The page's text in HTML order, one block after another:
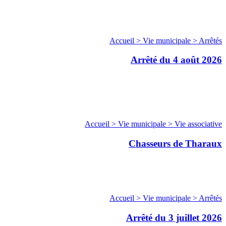
Accueil > Vie municipale > Arrêtés
Arrêté du 4 août 2026
Accueil > Vie municipale > Vie associative
Chasseurs de Tharaux
Accueil > Vie municipale > Arrêtés
Arrêté du 3 juillet 2026